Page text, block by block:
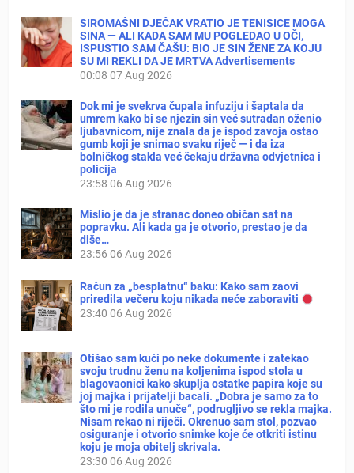
SIROMAŠNI DJEČAK VRATIO JE TENISICE MOGA
SINA — ALI KADA SAM MU POGLEDAO U OČI,
ISPUSTIO SAM ČAŠU: BIO JE SIN ŽENE ZA KOJU
SU MI REKLI DA JE MRTVA Advertisements
00:08 07 Aug 2026
Dok mi je svekrva čupala infuziju i šaptala da
umrem kako bi se njezin sin već sutradan oženio
ljubavnicom, nije znala da je ispod zavoja ostao
gumb koji je snimao svaku riječ — i da iza
bolničkog stakla već čekaju državna odvjetnica i
policija
23:58 06 Aug 2026
Mislio je da je stranac doneo običan sat na
popravku. Ali kada ga je otvorio, prestao je da
diše…
23:56 06 Aug 2026
Račun za „besplatnu“ baku: Kako sam zaovi
priredila večeru koju nikada neće zaboraviti
23:40 06 Aug 2026
Otišao sam kući po neke dokumente i zatekao
svoju trudnu ženu na koljenima ispod stola u
blagovaonici kako skuplja ostatke papira koje su
joj majka i prijatelji bacali. „Dobra je samo za to
što mi je rodila unuče“, podrugljivo se rekla majka.
Nisam rekao ni riječi. Okrenuo sam stol, pozvao
osiguranje i otvorio snimke koje će otkriti istinu
koju je moja obitelj skrivala.
23:30 06 Aug 2026